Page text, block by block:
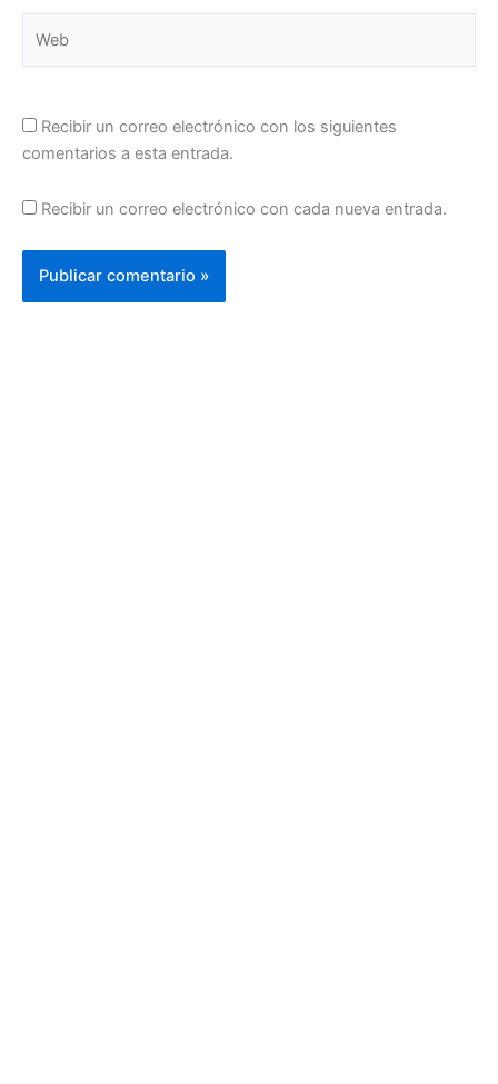
Recibir un correo electrónico con los siguientes
comentarios a esta entrada.
Recibir un correo electrónico con cada nueva entrada.